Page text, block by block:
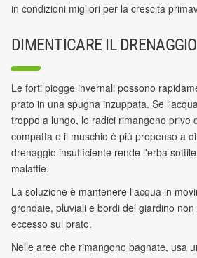
in condizioni migliori per la crescita
DIMENTICARE IL DRENAGGIO
Le forti piogge invernali possono
prato in una spugna inzuppata. Se
troppo a lungo, le radici rimangono prive
compatta e il muschio è più propenso a
drenaggio insufficiente rende l'erba
malattie.
La soluzione è mantenere l'acqua in
grondaie, pluviali e bordi del giardino
eccesso sul prato.
Nelle aree che rimangono bagnate, usa